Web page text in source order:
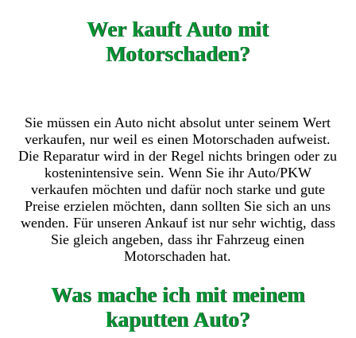
Wer kauft Auto mit
Motorschaden?
Sie müssen ein Auto nicht absolut unter seinem Wert
verkaufen, nur weil es einen Motorschaden aufweist.
Die Reparatur wird in der Regel nichts bringen oder zu
kostenintensive sein. Wenn Sie ihr Auto/PKW
verkaufen möchten und dafür noch starke und gute
Preise erzielen möchten, dann sollten Sie sich an uns
wenden. Für unseren Ankauf ist nur sehr wichtig, dass
Sie gleich angeben, dass ihr Fahrzeug einen
Motorschaden hat.
Was mache ich mit meinem
kaputten Auto?